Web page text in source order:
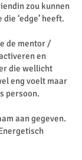
zou kunnen
‘edge’ heeft.
de mentor /
en
die wellicht
eng voelt maar
persoon.
aan gegeven.